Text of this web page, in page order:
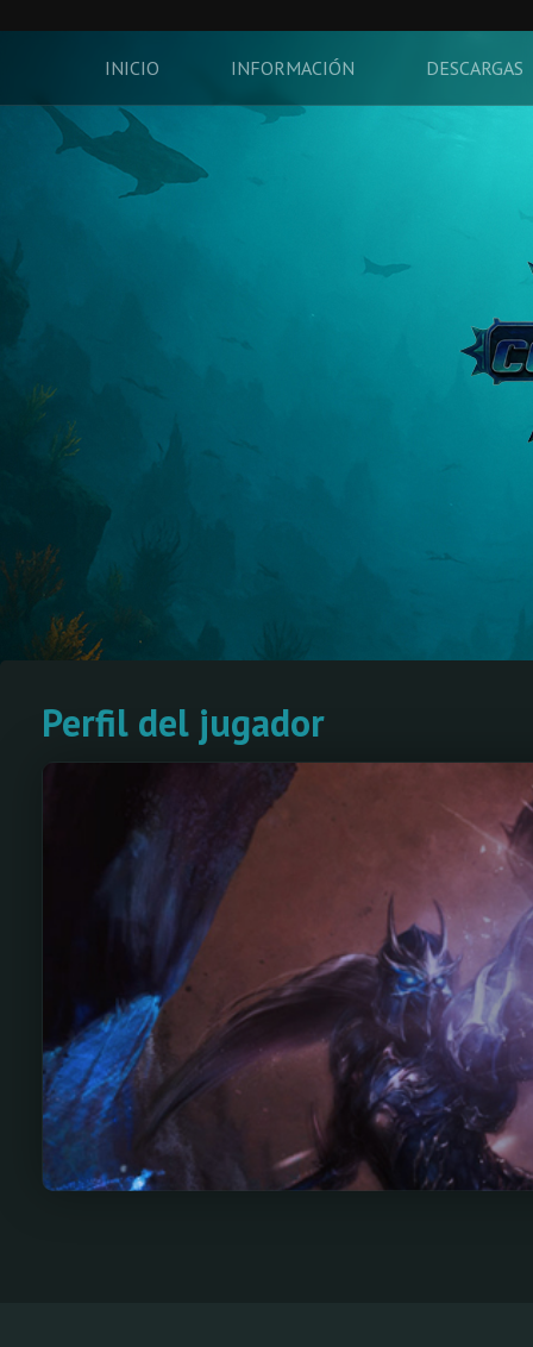
INICIO INFORMACIÓN DESCARGAS
Perfil del jugador